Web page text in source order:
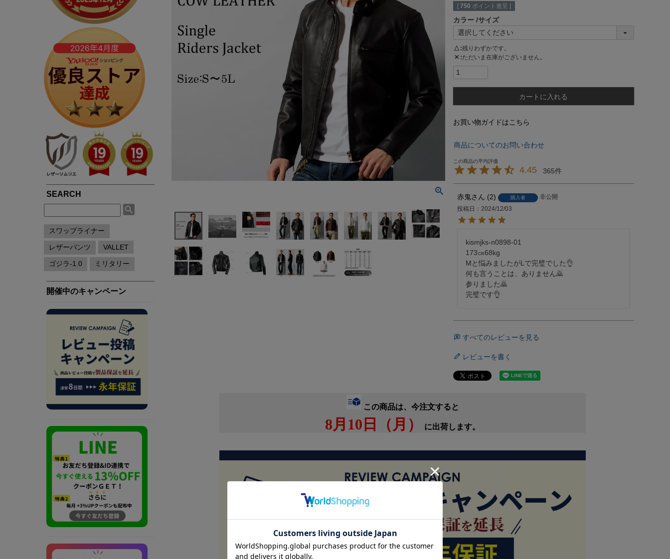
[ 750 ポイント進呈 ]
カラー サイズ
△ 残りわずかです。
✕ ただいま在庫がございません。
カートに入れる
お買い物ガイドはこちら
商品についてのお問い合わせ
4.45 365
赤鬼 2 購入者
非公開
投稿日
2024/12/03
kismjks-n0898-01
173㎝68kg
Mと悩みましたがLで完璧でした👌
何も言うことは、ありません🙇
参りました🙇
完璧です👌
すべてのレビューを見る
レビューを書く